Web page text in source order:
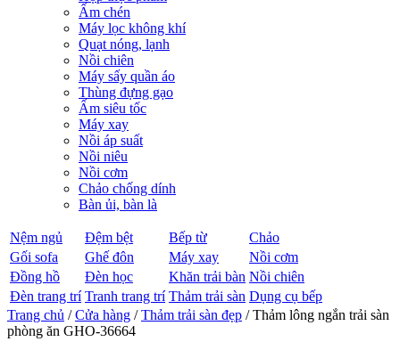
Ấm chén
Máy lọc không khí
Quạt nóng, lạnh
Nồi chiên
Máy sấy quần áo
Thùng đựng gạo
Ấm siêu tốc
Máy xay
Nồi áp suất
Nồi niêu
Nồi cơm
Chảo chống dính
Bàn ủi, bàn là
Nệm ngủ Đệm bệt Bếp từ
Chảo
Gối sofa
Ghế đôn Máy xay
Nồi cơm
Đồng hồ
Đèn học Khăn trải bàn Nồi chiên
Đèn trang trí Tranh trang trí Thảm trải sàn Dụng cụ bếp
Trang chủ /Cửa hàng /Thảm trải sàn đẹp / Thảm lông ngắn trải sàn
phòng ăn GHO-36664